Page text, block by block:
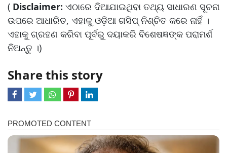
( Disclaimer: ଏଠାରେ ଦିଆଯାଇଥିବା ତଥ୍ୟ ସାଧାରଣ ସୂଚନା
ଉପରେ ଆଧାରିତ, ଏହାକୁ ଓଡ଼ିଆ ଗସିପ୍ ନିଶ୍ଚିତ କରେ ନାହିଁ ।
ଏହାକୁ ଗ୍ରହଣ କରିବା ପୂର୍ବରୁ ଦୟାକରି ବିଶେଷଜ୍ଞଙ୍କ ପରାମର୍ଶ
ନିଅନ୍ତୁ ।)
Share this story